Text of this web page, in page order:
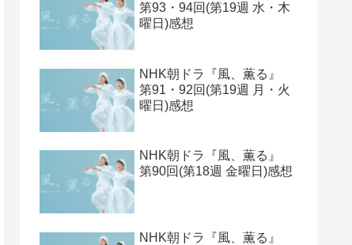
第93・94回(第19週 水・木
曜日)感想
NHK朝ドラ『風、薫る』
第91・92回(第19週 月・火
曜日)感想
NHK朝ドラ『風、薫る』
第90回(第18週 金曜日)感想
NHK朝ドラ『風、薫る』